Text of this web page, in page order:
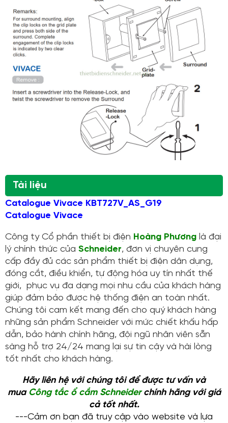
Tài liệu
Catalogue Vivace KBT727V_AS_G19
Catalogue Vivace
Công ty Cổ phần thiết bị điện Hoàng Phương là đại
lý chính thức của Schneider, đơn vị chuyên cung
cấp đầy đủ các sản phẩm thiết bị điện dân dụng,
đóng cắt, điều khiển, tự động hóa uy tín nhất thế
giới, phục vụ đa dạng mọi nhu cầu của khách hàng
giúp đảm bảo được hệ thống điện an toàn nhất.
Chúng tôi cam kết mang đến cho quý khách hàng
những sản phẩm Schneider với mức chiết khấu hấp
dẫn, bảo hành chính hãng, đội ngũ nhân viên sẵn
sàng hỗ trợ 24/24 mang lại sự tin cậy và hài lòng
tốt nhất cho khách hàng.
Hãy liên hệ với chúng tôi để được tư vấn và
mua Công tắc ổ cắm Schneiderchính hãng với giá
cả tốt nhất.
---Cảm ơn bạn đã truy cập vào website và lựa